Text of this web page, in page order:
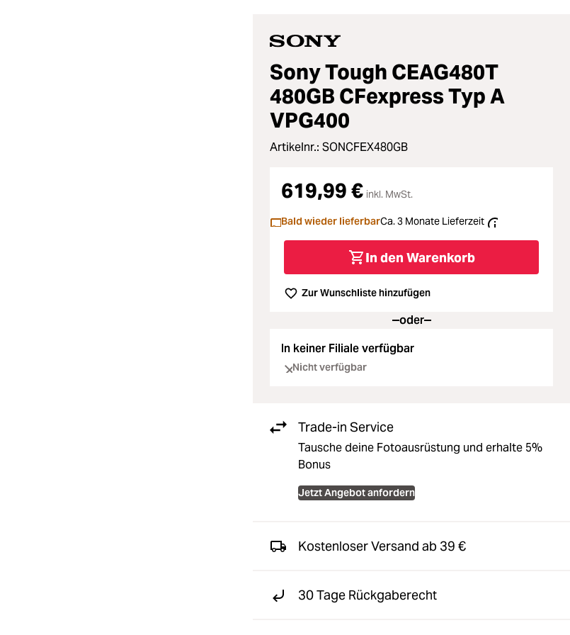
Sony Tough CEAG480T
480GB CFexpress Typ A
VPG400
Artikelnr.: SONCFEX480GB
619,99 € inkl. MwSt.
Bald wieder lieferbarCa. 3 Monate Lieferzeit
In den Warenkorb
Zur Wunschliste hinzufügen
oder
In keiner Filiale verfügbar
Nicht verfügbar
Trade-in Service
Tausche deine Fotoausrüstung und erhalte 5%
Bonus
Jetzt Angebot anfordern
Kostenloser Versand ab 39 €
30 Tage Rückgaberecht